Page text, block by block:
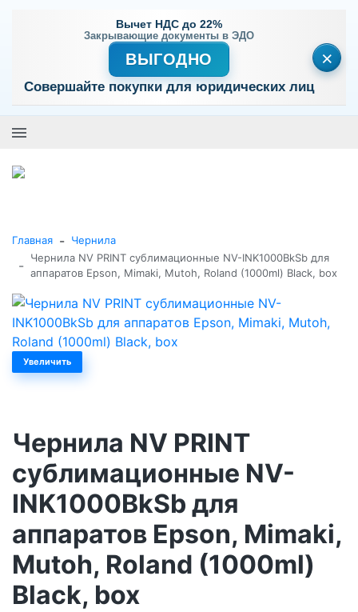
Вычет НДС до 22%
Закрывающие документы в ЭДО
ВЫГОДНО
Совершайте покупки для юридических лиц
×
Главная - Чернила
-
Чернила NV PRINT сублимационные NV-INK1000BkSb для
аппаратов Epson, Mimaki, Mutoh, Roland (1000ml) Black, box
Увеличить
Чернила NV PRINT
сублимационные NV-
INK1000BkSb для
аппаратов Epson, Mimaki,
Mutoh, Roland (1000ml)
Black, box